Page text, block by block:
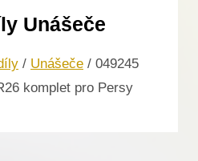
Unášeče
/ Unášeče / 049245
komplet pro Persy